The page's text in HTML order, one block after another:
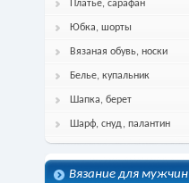
Платье, сарафан
Юбка, шорты
Вязаная обувь, носки
Белье, купальник
Шапка, берет
Шарф, снуд, палантин
Вязание для мужчин